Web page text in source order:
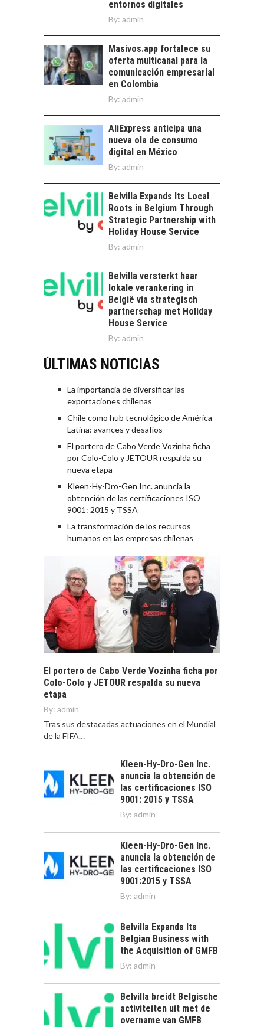
ALLÁ DEL CRÉDITO
BANCARIO
pymes en Chile:
alternativas que
trascienden el
crédito…
entornos digitales
By: admin
Masivos.app fortalece su
oferta multicanal para la
comunicación empresarial
en Colombia
By: admin
AliExpress anticipa una
nueva ola de consumo
digital en México
By: admin
Belvilla Expands Its Local
Roots in Belgium Through
Strategic Partnership with
Holiday House Service
By: admin
Belvilla versterkt haar
lokale verankering in
België via strategisch
partnerschap met Holiday
House Service
By: admin
ÚLTIMAS NOTICIAS
La importancia de diversificar las
exportaciones chilenas
Chile como hub tecnológico de América
Latina: avances y desafíos
El portero de Cabo Verde Vozinha ficha
por Colo-Colo y JETOUR respalda su
nueva etapa
Kleen-Hy-Dro-Gen Inc. anuncia la
obtención de las certificaciones ISO
9001: 2015 y TSSA
La transformación de los recursos
humanos en las empresas chilenas
El portero de Cabo Verde Vozinha ficha por
Colo-Colo y JETOUR respalda su nueva
etapa
By: admin
Tras sus destacadas actuaciones en el Mundial
de la FIFA…
Kleen-Hy-Dro-Gen Inc.
anuncia la obtención de
las certificaciones ISO
9001: 2015 y TSSA
By: admin
Kleen-Hy-Dro-Gen Inc.
anuncia la obtención de
las certificaciones ISO
9001:2015 y TSSA
By: admin
Belvilla Expands Its
Belgian Business with
the Acquisition of GMFB
By: admin
Belvilla breidt Belgische
activiteiten uit met de
overname van GMFB